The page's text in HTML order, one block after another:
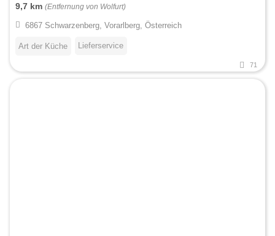
9,7 km (Entfernung von Wolfurt)
6867 Schwarzenberg, Vorarlberg, Österreich
Art der Küche Lieferservice
71